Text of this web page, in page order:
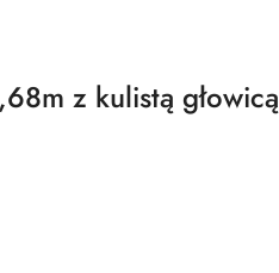
z kulistą głowicą